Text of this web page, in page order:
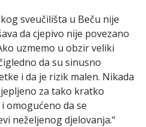
sveučilišta u Beču nije
da cjepivo nije povezano
uzmemo u obzir veliki
da su sinusno
i da je rizik malen. Nikada
za tako kratko
omogućeno da se
neželjenog djelovanja.“